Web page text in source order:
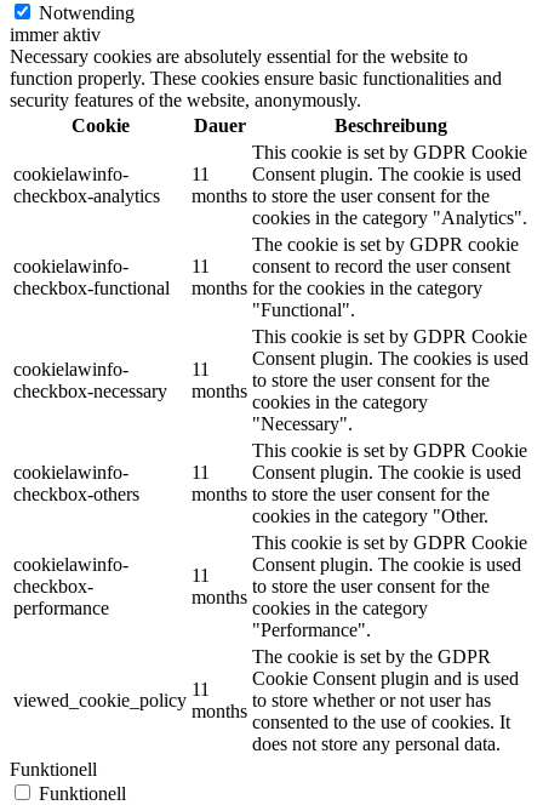
Notwending
immer aktiv
Necessary cookies are absolutely essential for the website to
function properly. These cookies ensure basic functionalities and
security features of the website, anonymously.
Cookie
Dauer Beschreibung
cookielawinfo-
checkbox-analytics
11
months
This cookie is set by GDPR Cookie
Consent plugin. The cookie is used
to store the user consent for the
cookies in the category "Analytics".
cookielawinfo-
checkbox-functional
11
months
The cookie is set by GDPR cookie
consent to record the user consent
for the cookies in the category
"Functional".
cookielawinfo-
checkbox-necessary
11
months
This cookie is set by GDPR Cookie
Consent plugin. The cookies is used
to store the user consent for the
cookies in the category
"Necessary".
cookielawinfo-
checkbox-others
11
months
This cookie is set by GDPR Cookie
Consent plugin. The cookie is used
to store the user consent for the
cookies in the category "Other.
cookielawinfo-
checkbox-
performance
11
months
This cookie is set by GDPR Cookie
Consent plugin. The cookie is used
to store the user consent for the
cookies in the category
"Performance".
viewed_cookie_policy
11
months
The cookie is set by the GDPR
Cookie Consent plugin and is used
to store whether or not user has
consented to the use of cookies. It
does not store any personal data.
Funktionell
Funktionell